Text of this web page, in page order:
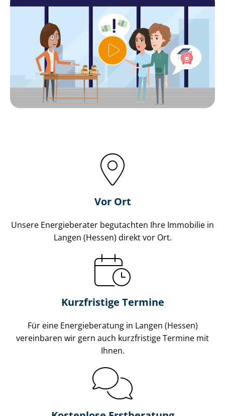
Vor Ort
Unsere Energieberater begutachten Ihre Immobilie in
Langen (Hessen) direkt vor Ort.
Kurzfristige Termine
Für eine Energieberatung in Langen (Hessen)
vereinbaren wir gern auch kurzfristige Termine mit
Ihnen.